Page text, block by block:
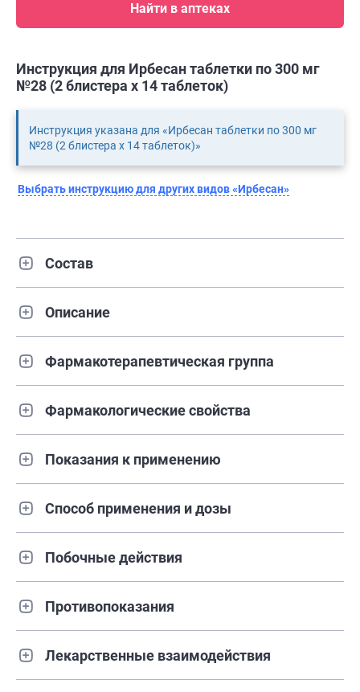
Найти в аптеках
Инструкция для Ирбесан таблетки по 300 мг
№28 (2 блистера х 14 таблеток)
Инструкция указана для «Ирбесан таблетки по 300 мг
№28 (2 блистера х 14 таблеток)»
Выбрать инструкцию для других видов «Ирбесан»
Состав
Описание
Фармакотерапевтическая группа
Фармакологические свойства
Показания к применению
Способ применения и дозы
Побочные действия
Противопоказания
Лекарственные взаимодействия